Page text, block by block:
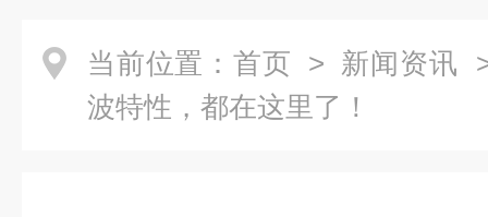
当前位置： 首页 > 新闻资讯
波特性，都在这里了！